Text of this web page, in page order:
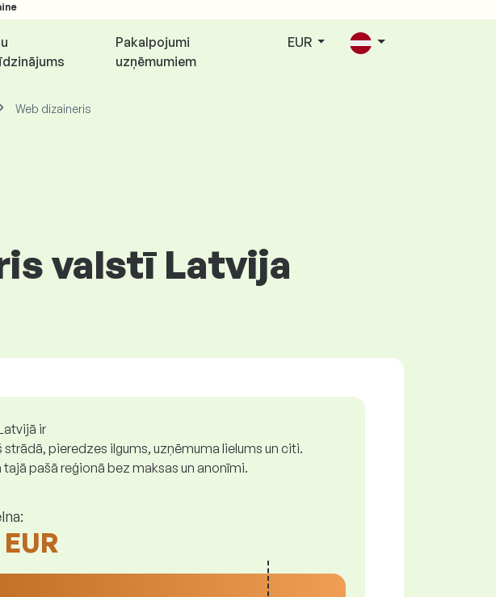
Pakalpojumi
uzņēmumiem
EUR
Web dizaineris
valstī Latvija
ir
pieredzes ilgums, uzņēmuma lielums un citi.
pašā reģionā bez maksas un anonīmi.